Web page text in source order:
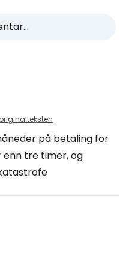
på betaling for
enn tre timer, og